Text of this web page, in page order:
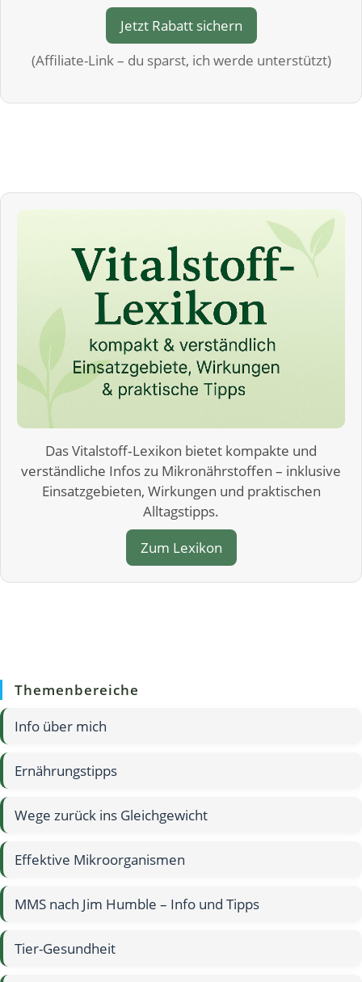
Jetzt Rabatt sichern
(Affiliate-Link – du sparst, ich werde unterstützt)
Das Vitalstoff‑Lexikon bietet kompakte und
verständliche Infos zu Mikronährstoffen – inklusive
Einsatzgebieten, Wirkungen und praktischen
Alltagstipps.
Zum Lexikon
Themenbereiche
Info über mich
Ernährungstipps
Wege zurück ins Gleichgewicht
Effektive Mikroorganismen
MMS nach Jim Humble – Info und Tipps
Tier-Gesundheit